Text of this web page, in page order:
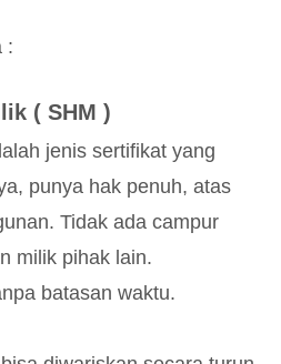
:
( SHM )
jenis sertifikat yang
punya hak penuh, atas
Tidak ada campur
milik pihak lain.
batasan waktu.